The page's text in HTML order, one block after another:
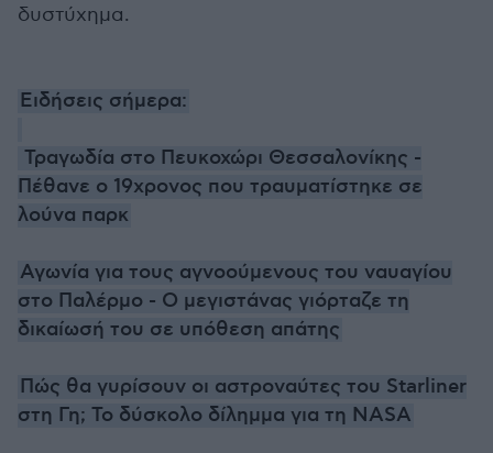
δυστύχημα.
Ειδήσεις σήμερα:
Τραγωδία στο Πευκοχώρι Θεσσαλονίκης -
Πέθανε ο 19χρονος που τραυματίστηκε σε
λούνα παρκ
Αγωνία για τους αγνοούμενους του ναυαγίου
στο Παλέρμο - Ο μεγιστάνας γιόρταζε τη
δικαίωσή του σε υπόθεση απάτης
Πώς θα γυρίσουν οι αστροναύτες του Starliner
στη Γη; To δύσκολο δίλημμα για τη NASA